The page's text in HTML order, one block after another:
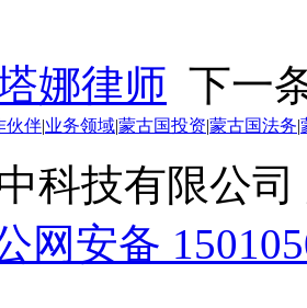
娜律师 下一
伙伴|业务领域|蒙古国投资|蒙古国法务|
科技有限公
网安备